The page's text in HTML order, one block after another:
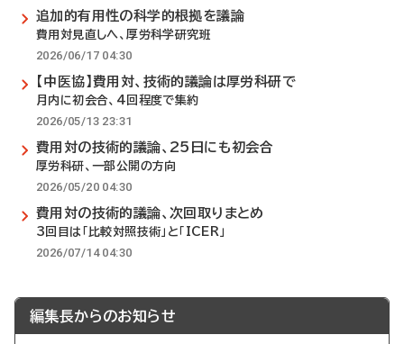
追加的有用性の科学的根拠を議論
費用対見直しへ、厚労科学研究班
2026/06/17 04:30
【中医協】費用対、技術的議論は厚労科研で
月内に初会合、4回程度で集約
2026/05/13 23:31
費用対の技術的議論、25日にも初会合
厚労科研、一部公開の方向
2026/05/20 04:30
費用対の技術的議論、次回取りまとめ
3回目は「比較対照技術」と「ICER」
2026/07/14 04:30
編集長からのお知らせ